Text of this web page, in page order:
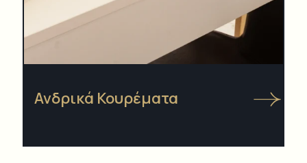
Ανδρικά Κουρέματα